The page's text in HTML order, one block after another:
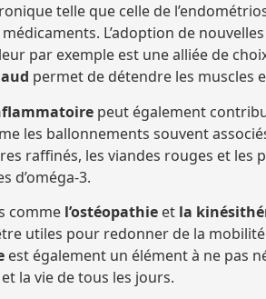
telle que celle de
L’adoption de
par exemple est une alliée de
permet de détendre les muscles
peut également
les ballonnements souvent
raffinés, les viandes rouges et
d’oméga-3.
comme l’ostéopathie et la
utiles pour redonner de la
est également un élément à ne pas
la vie de tous les jours.